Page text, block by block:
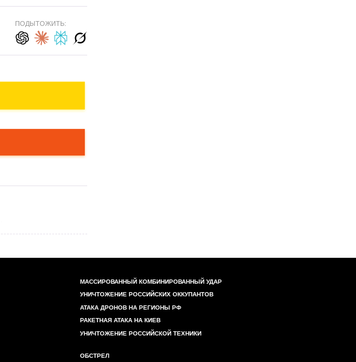
ПОДЫТОЖИТЬ:
МАССИРОВАННЫЙ КОМБИНИРОВАННЫЙ УДАР
УНИЧТОЖЕНИЕ РОССИЙСКИХ ОККУПАНТОВ
АТАКА ДРОНОВ НА РЕГИОНЫ РФ
РАКЕТНАЯ АТАКА НА КИЕВ
УНИЧТОЖЕНИЕ РОССИЙСКОЙ ТЕХНИКИ
ОБСТРЕЛ